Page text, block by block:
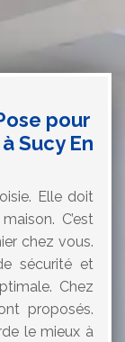
pour
Sucy En
Elle doit
C’est
chez vous.
sécurité et
Chez
proposés.
le mieux à